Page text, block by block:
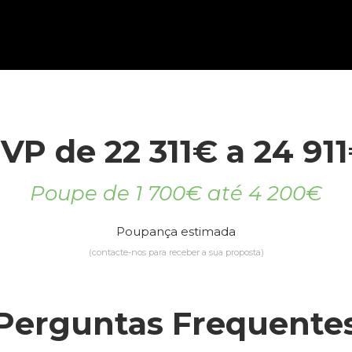
de 22 311€ a 24
Poupe de 1 700€ até 4 200€
Poupança estimada
(contacte-nos para receber a sua proposta)